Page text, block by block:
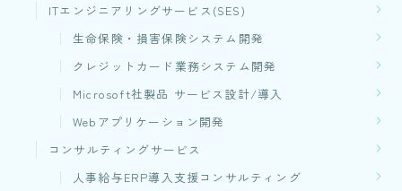
ITエンジニアリングサービス(SES)
生命保険・損害保険システム開発​
クレジットカード業務システム開発
Microsoft社製品 サービス設計/導入
Webアプリケーション開発​
コンサルティングサービス
人事給与ERP導入支援コンサルティング